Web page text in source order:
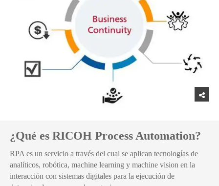
¿Qué es RICOH Process Automation?
RPA es un servicio a través del cual se aplican tecnologías de
analíticos, robótica, machine learning y machine vision en la
interacción con sistemas digitales para la ejecución de